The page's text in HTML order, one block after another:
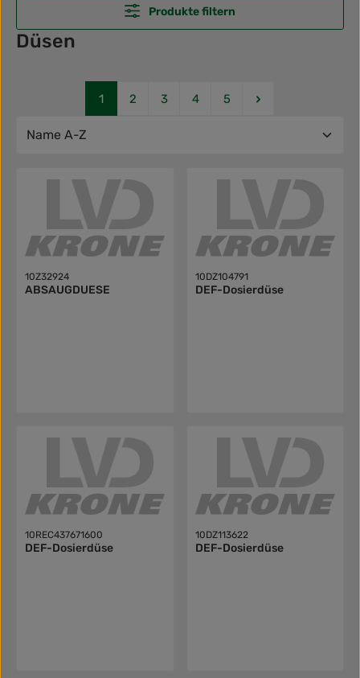
Produkte filtern
Düsen
Seite
1 Seite
2 Seite
3 Seite
4 Seite
5
10Z32924
ABSAUGDUESE
10DZ104791
DEF-Dosierdüse
10REC437671600
DEF-Dosierdüse
10DZ113622
DEF-Dosierdüse